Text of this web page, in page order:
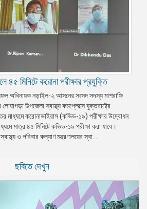
৪৫ মিনিটে করোনা পরীক্ষার প্রযুক্তি
অধিনায়ক নড়াইল-২ আসনের সংসদ সদস্য মাশরাফি
লোহাগড়া উপজেলা স্বাস্থ্য কমপ্লেক্সে যুক্তরাষ্ট্রে
মাধ্যমে করোনাভাইরাস (কভিড-১৯) পরীক্ষার উদ্বোধন
মাত্র ৪৫ মিনিটে কভিড-১৯ পরীক্ষা করা যাবে।
ও পরিবার কল্যাণ মন্ত্রণালয়ের স্বা...
ছবিতে দেখুন